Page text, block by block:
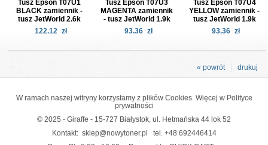
Tusz Epson T07U1
BLACK zamiennik -
tusz JetWorld 2.6k
122.12 zł
Tusz Epson T07U3
MAGENTA zamiennik
- tusz JetWorld 1.9k
93.36 zł
Tusz Epson T07U4
YELLOW zamiennik -
tusz JetWorld 1.9k
93.36 zł
drukuj
« powrót
W ramach naszej witryny korzystamy z plików Cookies. Więcej w Polityce
prywatności
© 2025 - Giraffe - 15-727 Białystok, ul. Hetmańska 44 lok 52
Kontakt: sklep@nowytoner.pl tel. +48 692446414